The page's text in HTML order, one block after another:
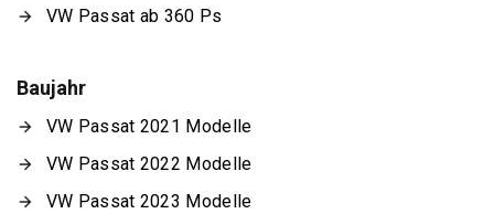
VW Passat ab 360 Ps
Baujahr
VW Passat 2021 Modelle
VW Passat 2022 Modelle
VW Passat 2023 Modelle